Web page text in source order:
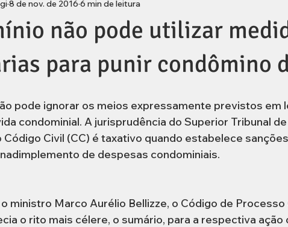
Bolha Imobiliária
Brasileiros Residentes no Exterior
não pode utilizar
para punir condômino
8 de nov. de 2016 6 min de leitura
pode ignorar os meios expressamente previstos em
condominial. A jurisprudência do Superior Tribunal
Código Civil (CC) é taxativo quando estabelece
de despesas condominiais.
ministro Marco Aurélio Bellizze, o Código de Processo
o rito mais célere, o sumário, para a respectiva ação